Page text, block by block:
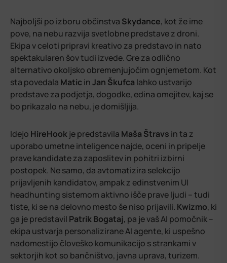
Najboljši po izboru občinstva Skydance, kot že ime
pove, na nebu razvija svetlobne predstave z droni.
Ekipa v celoti pripravi kreativo za predstavo in nato
spektakularen šov tudi izvede. Gre za odlično
alternativo okoljsko obremenjujočim ognjemetom. Kot
sta povedala MaticinJan Škufca lahko ustvarijo
predstave za podjetja, dogodke, edina omejitev, kaj se
bo prikazalo na nebu, je domišljija.
Idejo HireHookje predstavila Maša Štravs in ta z
uporabo umetne inteligence najde, oceni in pripelje
prave kandidate za zaposlitev in pohitri izbirni
postopek. Ne samo, da avtomatizira selekcijo
prijavljenih kandidatov, ampak z edinstvenim UI
headhunting sistemom aktivno išče prave ljudi – tudi
tiste, ki se na delovno mesto še niso prijavili. Kwizmo, ki
ga je predstavil PatrikBogataj, pa je vaš AI pomočnik –
ekipa ustvarja personalizirane AI agente, ki uspešno
nadomestijo človeško komunikacijo s strankami v
sektorjih kot so bančništvo, javna uprava, turizem.